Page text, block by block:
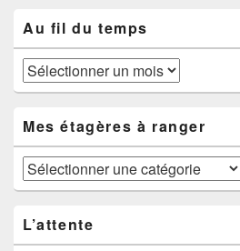
Au fil du temps
Au
fil
temps
Mes étagères à ranger
Mes
étagères
ranger
L’attente